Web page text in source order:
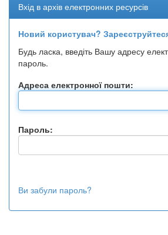
Вхід в архів електронних ресурсів
Новий користувач?
Будь ласка, введіть Вашу адресу
пароль.
Адреса електронної пошти:
Пароль:
Ви забули пароль?